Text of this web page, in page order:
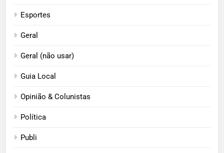
Esportes
Geral
Geral (não usar)
Guia Local
Opinião & Colunistas
Política
Publi